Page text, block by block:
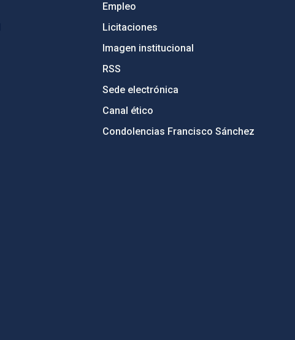
Empleo
Licitaciones
Imagen institucional
RSS
Sede electrónica
Canal ético
Condolencias Francisco Sánchez